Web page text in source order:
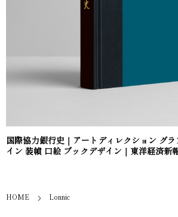
国際協力銀行史｜アートディレクション グ
イン 装幀 口絵 ブックデザイン｜東洋経済新
HOME Lonnic